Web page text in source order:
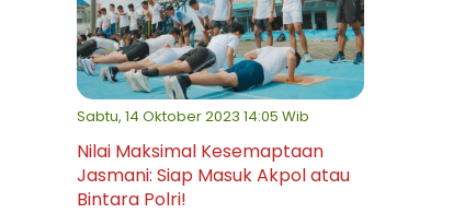
Sabtu, 14 Oktober 2023 14:05 Wib
Nilai Maksimal Kesemaptaan
Jasmani: Siap Masuk Akpol atau
Bintara Polri!